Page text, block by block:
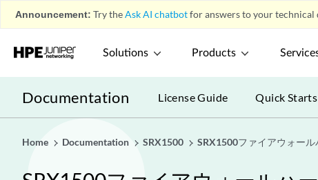
Announcement: Try theAsk AI chatbotfor answers to your technical
Solutions Products
Documentation License Guide Quick Starts
Home Documentation SRX1500 SRX1500ファイアウォー